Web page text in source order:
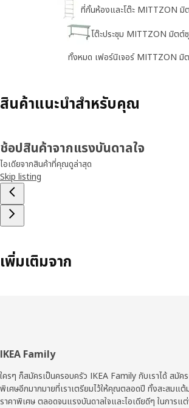
ที่กั้นห้องและโต๊ะ MITTZON มิ
โต๊ะประชุม MITTZON มิตต์
ทั้งหมด เฟอร์นิเจอร์ MITTZON มิ
สินค้าแนะนำสำหรับคุณ
ช้อปสินค้าจากแรงบันดาลใจ
ไอเดียจากสินค้าที่คุณดูล่าสุด
Skip listing
เพิ่มเติมจาก
ส่วน
ท้าย
IKEA Family
ใครๆ ก็สมัครเป็นครอบครัว IKEA Family กับเราได้ สมัค
พิเศษอีกมากมายที่เราเตรียมไว้ให้คุณตลอดปี ทั้งสะสมแ
ราคาพิเศษ ตลอดจนแรงบันดาลใจและไอเดียดีๆ ในการแ